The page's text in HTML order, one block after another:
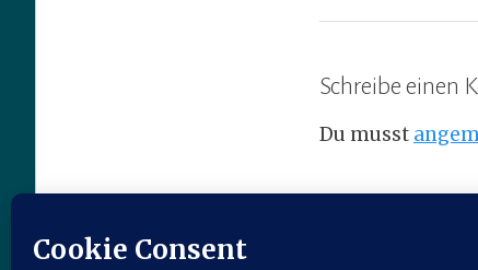
Schreibe einen
Du musst